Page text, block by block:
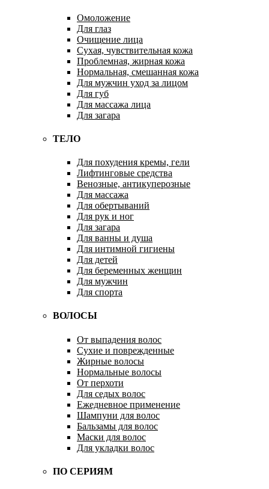
Омоложение
Для глаз
Очищение лица
Сухая, чувствительная кожа
Проблемная, жирная кожа
Нормальная, смешанная кожа
Для мужчин уход за лицом
Для губ
Для массажа лица
Для загара
ТЕЛО
Для похудения кремы, гели
Лифтинговые средства
Венозные, антикуперозные
Для массажа
Для обертываний
Для рук и ног
Для загара
Для ванны и душа
Для интимной гигиены
Для детей
Для беременных женщин
Для мужчин
Для спорта
ВОЛОСЫ
От выпадения волос
Сухие и поврежденные
Жирные волосы
Нормальные волосы
От перхоти
Для седых волос
Ежедневное применение
Шампуни для волос
Бальзамы для волос
Маски для волос
Для укладки волос
ПО СЕРИЯМ